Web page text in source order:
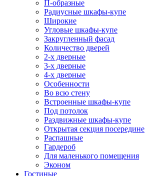
П-образные
Радиусные шкафы-купе
Широкие
Угловые шкафы-купе
Закругленный фасад
Количество дверей
2-х дверные
3-х дверные
4-х дверные
Особенности
Во всю стену
Встроенные шкафы-купе
Под потолок
Раздвижные шкафы-купе
Открытая секция посередине
Распашные
Гардероб
Для маленького помещения
Эконом
Гостиные